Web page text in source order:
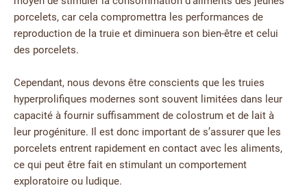
porcelets, car cela compromettra les performances de
reproduction de la truie et diminuera son bien-être et celui
des porcelets.
Cependant, nous devons être conscients que les truies
hyperprolifiques modernes sont souvent limitées dans leur
capacité à fournir suffisamment de colostrum et de lait à
leur progéniture. Il est donc important de s’assurer que les
porcelets entrent rapidement en contact avec les aliments,
ce qui peut être fait en stimulant un comportement
exploratoire ou ludique.